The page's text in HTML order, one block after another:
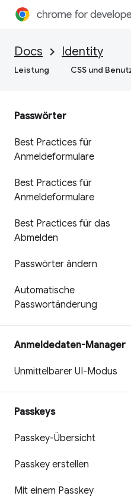
Docs Identity
Leistung CSS und
Passwörter
Best Practices für
Anmeldeformulare
Best Practices für
Anmeldeformulare
Best Practices für das
Abmelden
Passwörter ändern
Automatische
Passwortänderung
Anmeldedaten-Manager
Unmittelbarer UI-Modus
Passkeys
Passkey-Übersicht
Passkey erstellen
Mit einem Passkey